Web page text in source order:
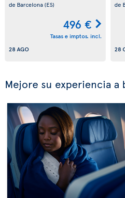
de Barcelona(ES)
496 €
Tasas e imptos. incl.
28 AGO
de
28
Mejore su experiencia a